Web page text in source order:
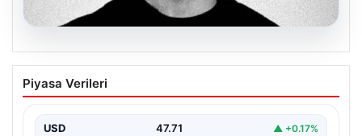
06.08.2026
Klibinde silah kullanan rapçi Yuşa
Keskin ile 3 şüpheli adli kontrol ile
Piyasa Verileri
USD 47.71 ▲ +0.17%